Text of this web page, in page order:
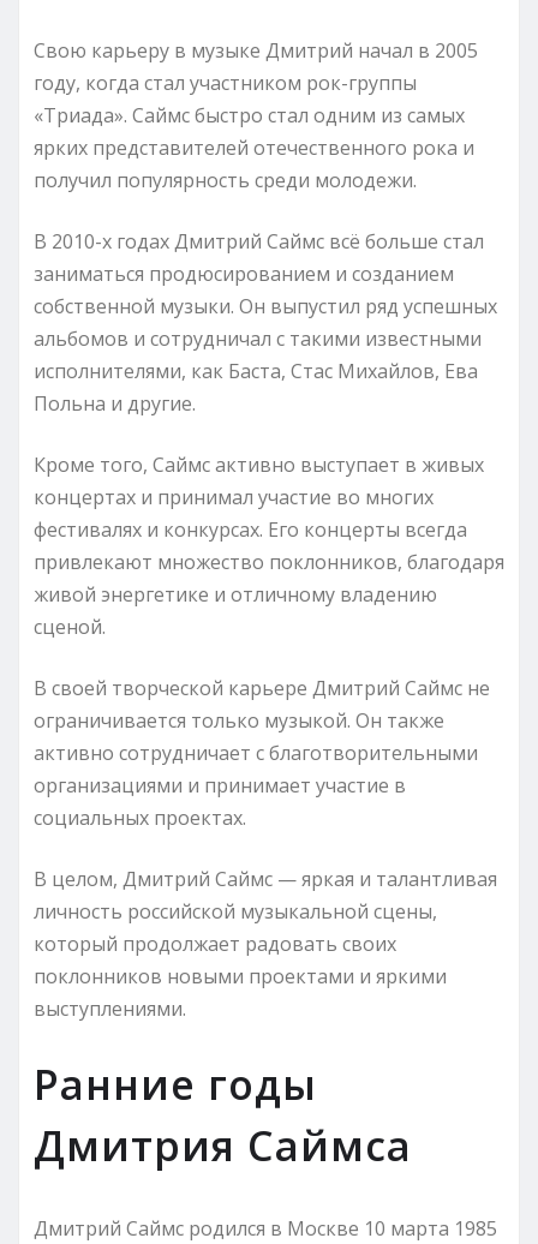
Свою карьеру в музыке Дмитрий начал в 2005
году, когда стал участником рок-группы
«Триада». Саймс быстро стал одним из самых
ярких представителей отечественного рока и
получил популярность среди молодежи.
В 2010-х годах Дмитрий Саймс всё больше стал
заниматься продюсированием и созданием
собственной музыки. Он выпустил ряд успешных
альбомов и сотрудничал с такими известными
исполнителями, как Баста, Стас Михайлов, Ева
Польна и другие.
Кроме того, Саймс активно выступает в живых
концертах и принимал участие во многих
фестивалях и конкурсах. Его концерты всегда
привлекают множество поклонников, благодаря
живой энергетике и отличному владению
сценой.
В своей творческой карьере Дмитрий Саймс не
ограничивается только музыкой. Он также
активно сотрудничает с благотворительными
организациями и принимает участие в
социальных проектах.
В целом, Дмитрий Саймс — яркая и талантливая
личность российской музыкальной сцены,
который продолжает радовать своих
поклонников новыми проектами и яркими
выступлениями.
Ранние годы
Дмитрия Саймса
Дмитрий Саймс родился в Москве 10 марта 1985